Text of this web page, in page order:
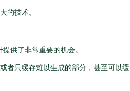
的技术。
供了非常重要的机会。
者只缓存难以生成的部分，甚至可以缓